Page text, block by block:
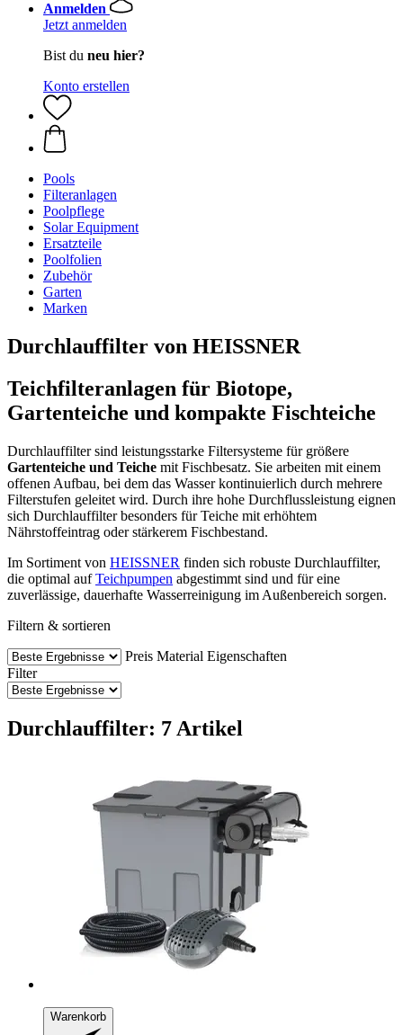
Anmelden
Jetzt anmelden
Bist du neu hier?
Konto erstellen
Pools
Filteranlagen
Poolpflege
Solar Equipment
Ersatzteile
Poolfolien
Zubehör
Garten
Marken
Durchlauffilter von HEISSNER
Teichfilteranlagen für Biotope,
Gartenteiche und kompakte Fischteiche
Durchlauffilter sind leistungsstarke Filtersysteme für größere
Gartenteiche und Teiche mit Fischbesatz. Sie arbeiten mit einem
offenen Aufbau, bei dem das Wasser kontinuierlich durch mehrere
Filterstufen geleitet wird. Durch ihre hohe Durchflussleistung eignen
sich Durchlauffilter besonders für Teiche mit erhöhtem
Nährstoffeintrag oder stärkerem Fischbestand.
Im Sortiment von HEISSNER finden sich robuste Durchlauffilter,
die optimal aufTeichpumpen abgestimmt sind und für eine
zuverlässige, dauerhafte Wasserreinigung im Außenbereich sorgen.
Filtern & sortieren
Preis Material Eigenschaften
Filter
Durchlauffilter: 7 Artikel
Warenkorb